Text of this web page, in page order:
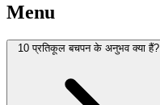
Menu
10 प्रतिकूल बचपन के अनुभव क्या हैं?